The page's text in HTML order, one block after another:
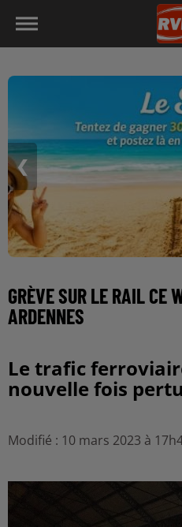
❮
GRÈVE SUR LE RAIL CE
ARDENNES
Le trafic
nouvelle fois
Modifié : 10 mars 2023 à